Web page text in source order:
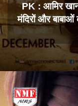
PK : आमिर खान
मंदिरों और बाबाओं